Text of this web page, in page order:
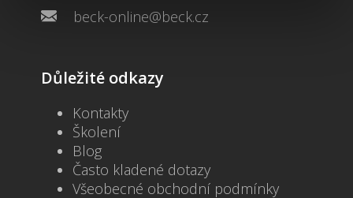
beck-online@beck.cz
Důležité odkazy
Kontakty
Školení
Blog
Často kladené dotazy
Všeobecné obchodní podmínky